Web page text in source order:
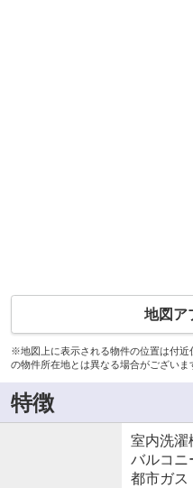
地図ア
※地図上に表示される物件の位置は付
の物件所在地とは異なる場合がございま
特徴
室内洗濯
バルコニ
都市ガス